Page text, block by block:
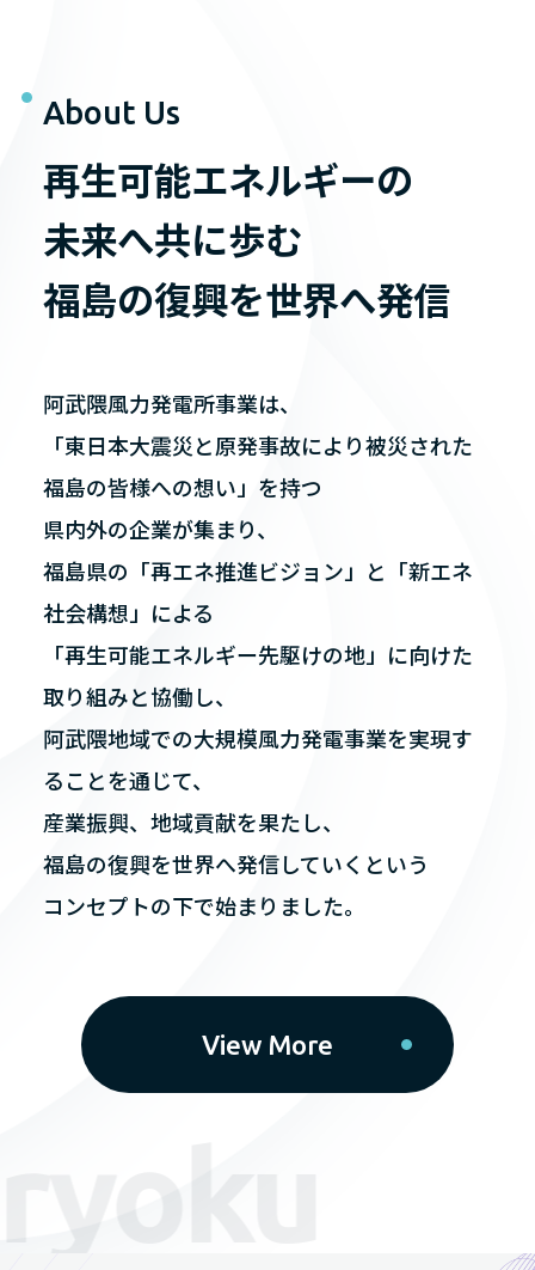
About Us
再生可能エネルギーの
未来へ共に歩む
福島の復興を世界へ発信
阿武隈風力発電所事業は、
「東日本大震災と原発事故により被災された
福島の皆様への想い」を持つ
県内外の企業が集まり、
福島県の「再エネ推進ビジョン」と「新エネ
社会構想」による
「再生可能エネルギー先駆けの地」に向けた
取り組みと協働し、
阿武隈地域での大規模風力発電事業を実現す
ることを通じて、
産業振興、地域貢献を果たし、
福島の復興を世界へ発信していくという
コンセプトの下で始まりました。
View More